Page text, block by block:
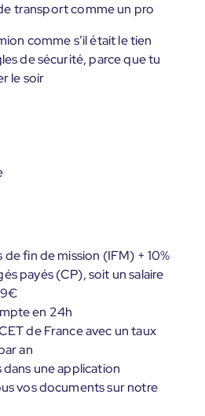
transport comme un pro
comme s’il était le tien
de sécurité, parce que tu
le soir
de fin de mission (IFM) + 10%
payés (CP), soit un salaire
en 24h
de France avec un taux
an
dans une application
vos documents sur notre